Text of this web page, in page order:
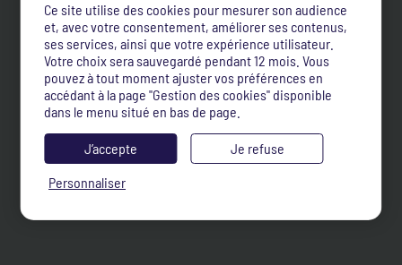
Ce site utilise des cookies pour mesurer son audience
et, avec votre consentement, améliorer ses contenus,
ses services, ainsi que votre expérience utilisateur.
Votre choix sera sauvegardé pendant 12 mois. Vous
pouvez à tout moment ajuster vos préférences en
accédant à la page "Gestion des cookies" disponible
dans le menu situé en bas de page.
J’accepte
Je refuse
Personnaliser